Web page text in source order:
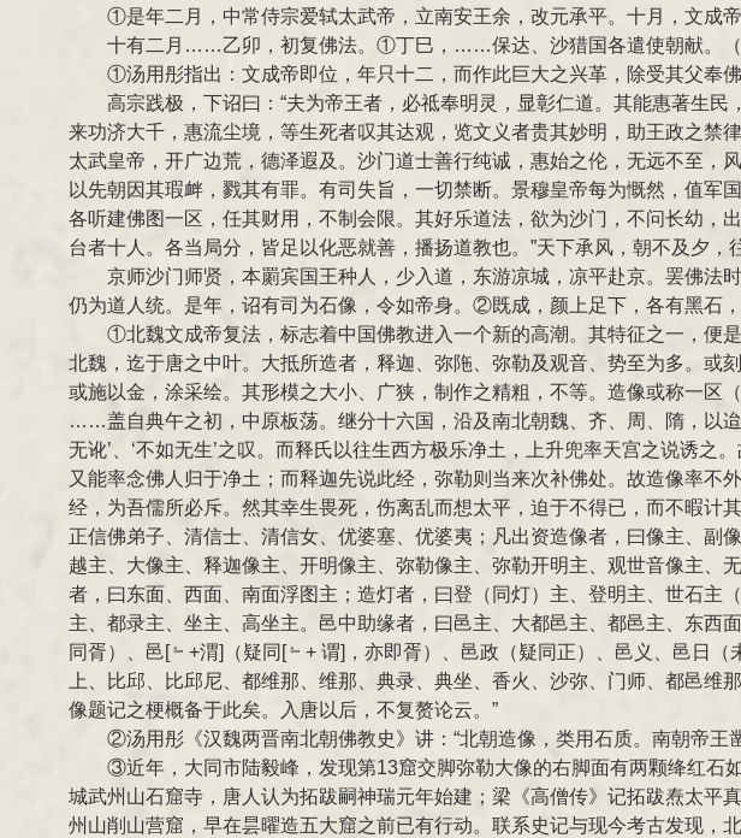
①是年二月，中常侍宗爱轼太武帝，立南安王余，改元承平。十月，文成帝
十有二月……乙卯，初复佛法。①丁巳，……保达、沙猎国各遣使朝献。（
①汤用彤指出：文成帝即位，年只十二，而作此巨大之兴革，除受其父奉
高宗践极，下诏曰：“夫为帝王者，必祗奉明灵，显彰仁道。其能惠著生
来功济大千，惠流尘境，等生死者叹其达观，览文义者贵其妙明，助王政之禁
太武皇帝，开广边荒，德泽遐及。沙门道士善行纯诚，惠始之伦，无远不至
以先朝因其瑕衅，戮其有罪。有司失旨，一切禁断。景穆皇帝每为慨然，值军
各听建佛图一区，任其财用，不制会限。其好乐道法，欲为沙门，不问长幼
台者十人。各当局分，皆足以化恶就善，播扬道教也。”天下承风，朝不及夕
京师沙门师贤，本罽宾国王种人，少入道，东游凉城，凉平赴京。罢佛法
仍为道人统。是年，诏有司为石像，令如帝身。②既成，颜上足下，各有黑石
①北魏文成帝复法，标志着中国佛教进入一个新的高潮。其特征之一，便
北魏，迄于唐之中叶。大抵所造者，释迦、弥陁、弥勒及观音、势至为多。
或施以金，涂采绘。其形模之大小、广狭，制作之精粗，不等。造像或称一区
……盖自典午之初，中原板荡。继分十六国，沿及南北朝魏、齐、周、隋，以
无讹’、‘不如无生’之叹。而释氏以往生西方极乐净土，上升兜率天宫之说诱
又能率念佛人归于净土；而释迦先说此经，弥勒则当来次补佛处。故造像率
经，为吾儒所必斥。然其幸生畏死，伤离乱而想太平，迫于不得已，而不暇
正信佛弟子、清信士、清信女、优婆塞、优婆夷；凡出资造像者，曰像主、
越主、大像主、释迦像主、开明像主、弥勒像主、弥勒开明主、观世音像主
者，曰东面、西面、南面浮图主；造灯者，曰登（同灯）主、登明主、世石
主、都录主、坐主、高坐主。邑中助缘者，曰邑主、大都邑主、都邑主、东
同胥）、邑[﹄+渭]（疑同[﹄+ 谓]，亦即胥）、邑政（疑同正）、邑义、邑日
上、比邱、比邱尼、都维那、维那、典录、典坐、香火、沙弥、门师、都邑
像题记之梗概备于此矣。入唐以后，不复赘论云。”
②汤用彤《汉魏两晋南北朝佛教史》讲：“北朝造像，类用石质。南朝帝
③近年，大同市陆毅峰，发现第13窟交脚弥勒大像的右脚面有两颗绛红石
城武州山石窟寺，唐人认为拓跋嗣神瑞元年始建；梁《高僧传》记拓跋焘太平
州山削山营窟，早在昙曜造五大窟之前已有行动。联系史记与现今考古发现